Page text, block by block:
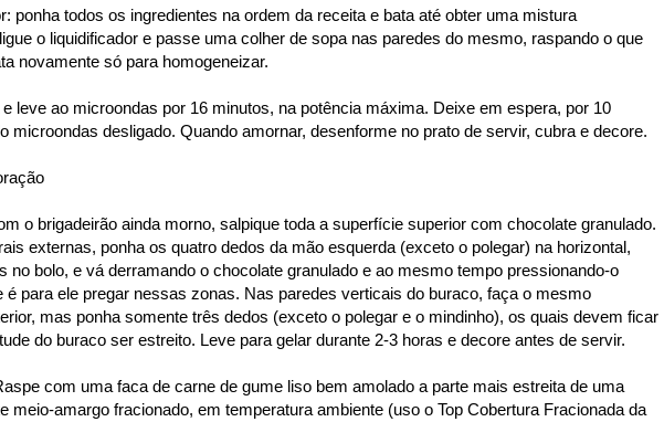
ponha todos os ingredientes na ordem da receita e bata até obter uma mistura
o liquidificador e passe uma colher de sopa nas paredes do mesmo, raspando o que
novamente só para homogeneizar.
leve ao microondas por 16 minutos, na potência máxima. Deixe em espera, por 10
microondas desligado. Quando amornar, desenforme no prato de servir, cubra e decore.
o brigadeirão ainda morno, salpique toda a superfície superior com chocolate granulado.
externas, ponha os quatro dedos da mão esquerda (exceto o polegar) na horizontal,
no bolo, e vá derramando o chocolate granulado e ao mesmo tempo pressionando-o
é para ele pregar nessas zonas. Nas paredes verticais do buraco, faça o mesmo
mas ponha somente três dedos (exceto o polegar e o mindinho), os quais devem ficar
do buraco ser estreito. Leve para gelar durante 2-3 horas e decore antes de servir.
com uma faca de carne de gume liso bem amolado a parte mais estreita de uma
meio-amargo fracionado, em temperatura ambiente (uso o Top Cobertura Fracionada da